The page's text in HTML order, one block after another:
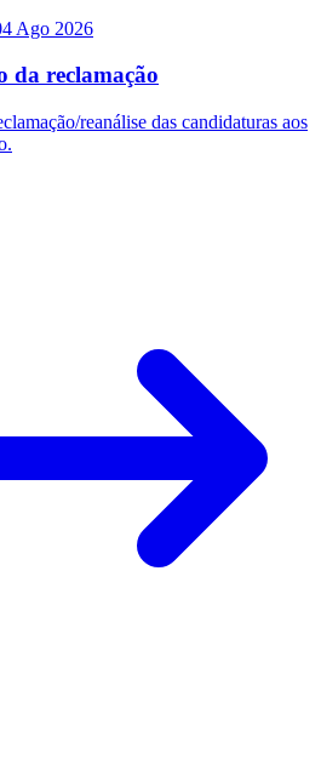
Ago 2026
da reclamação
reanálise das candidaturas aos